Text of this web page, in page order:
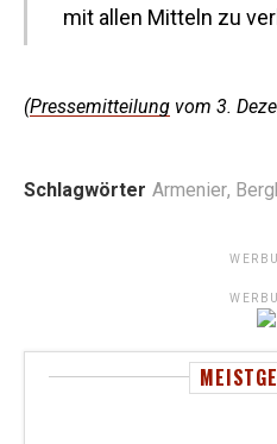
mit allen Mitteln zu
(Pressemitteilung vom 3.
Schlagwörter Armenier,